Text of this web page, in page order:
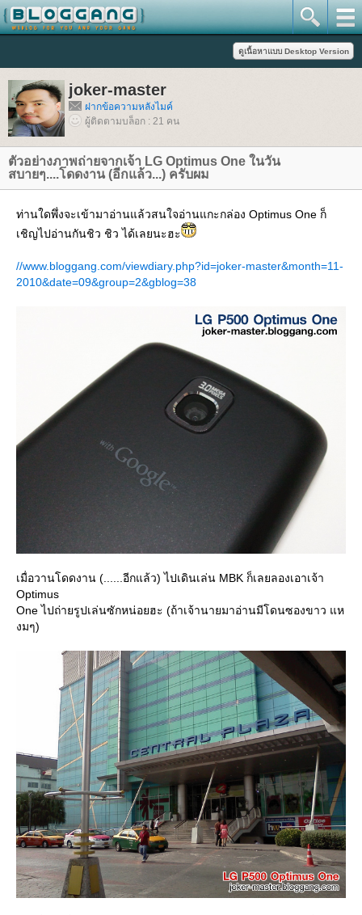
joker-master
ฝากข้อความหลังไมค์
ผู้ติดตามบล็อก : 21 คน
ตัวอย่างภาพถ่ายจากเจ้า LG Optimus One ในวัน
สบายๆ....โดดงาน (อีกแล้ว...) ครับผม
ท่านใดพึ่งจะเข้ามาอ่านแล้วสนใจอ่านแกะกล่อง Optimus One ก็
เชิญไปอ่านกันชิว ชิว ได้เลยนะฮะ
//www.bloggang.com/viewdiary.php?id=joker-master&month=11-
2010&date=09&group=2&gblog=38
เมื่อวานโดดงาน (......อีกแล้ว) ไปเดินเล่น MBK ก็เลยลองเอาเจ้า
Optimus
One ไปถ่ายรูปเล่นซักหน่อยฮะ (ถ้าเจ้านายมาอ่านมีโดนซองขาว แห
งมๆ)